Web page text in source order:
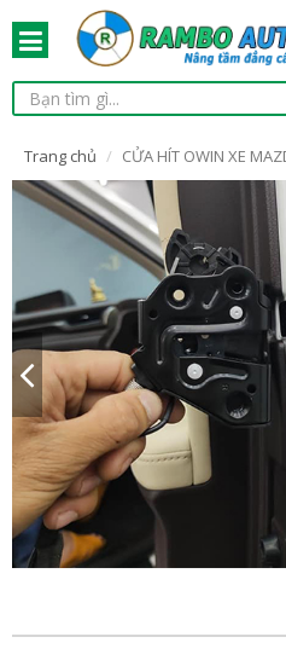
Trang chủ CỬA HÍT OWIN XE